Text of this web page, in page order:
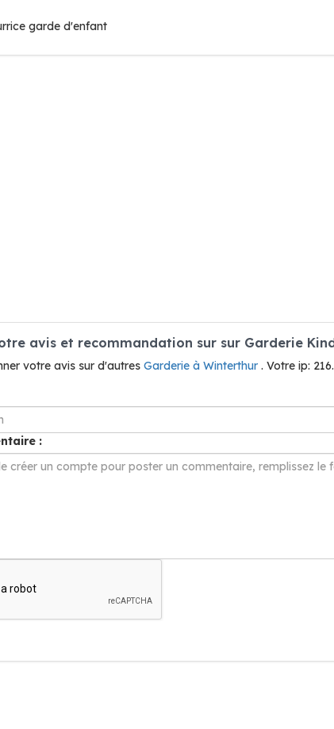
garde d'enfant
avis et recommandation sur sur Garderie
votre avis sur d'autres Garderie à Winterthur . Votre ip:
: